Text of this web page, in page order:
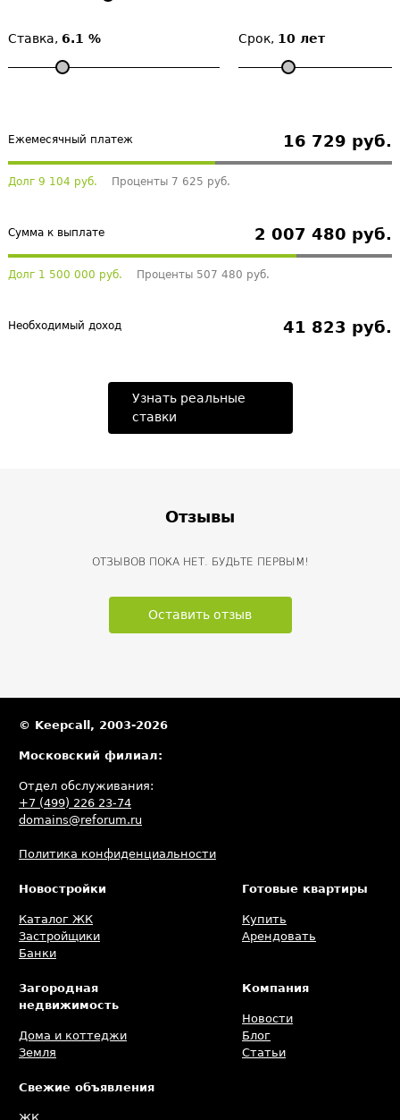
Ставка, 6.1 % Срок, 10 лет
Ежемесячный платеж 16 729 руб.
Долг 9 104 руб. Проценты 7 625 руб.
Сумма к выплате 2 007 480 руб.
Долг 1 500 000 руб. Проценты 507 480 руб.
Необходимый доход 41 823 руб.
Узнать реальные
ставки
Отзывы
ОТЗЫВОВ ПОКА НЕТ. БУДЬТЕ ПЕРВЫМ!
Оставить отзыв
© Keepcall, 2003-2026
Московский филиал:
Отдел обслуживания:
+7 (499) 226 23-74
domains@reforum.ru
Политика конфиденциальности
Новостройки
Каталог ЖК
Застройщики
Банки
Готовые квартиры
Купить
Арендовать
Загородная
недвижимость
Дома и коттеджи
Земля
Компания
Новости
Блог
Статьи
Свежие объявления